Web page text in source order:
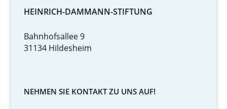
HEINRICH-DAMMANN-STIFTUNG
Bahnhofsallee 9
31134 Hildesheim
NEHMEN SIE KONTAKT ZU UNS AUF!